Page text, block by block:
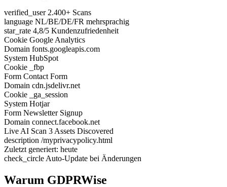
verified_user 2.400+ Scans
language NL/BE/DE/FR mehrsprachig
star_rate 4,8/5 Kundenzufriedenheit
Cookie Google Analytics
Domain fonts.googleapis.com
System HubSpot
Cookie
_fbp
Form Contact Form
Domain cdn.jsdelivr.net
Cookie
_ga_session
System Hotjar
Form Newsletter Signup
Domain connect.facebook.net
Live AI Scan 4 Assets Discovered
description /myprivacypolicy.html
Zuletzt generiert: heute
check_circle Auto-Update bei Änderungen
Warum GDPRWise